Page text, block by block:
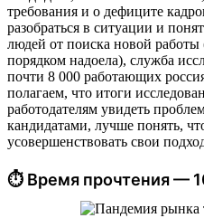
требования и о дефиците
разобраться в ситуации и
людей от поиска новой работы
порядком надоела), служба
почти 8 000 работающих
полагаем, что итоги
работодателям увидеть
кандидатами, лучше понять,
усовершенствовать свои
⏱ Время прочтения —